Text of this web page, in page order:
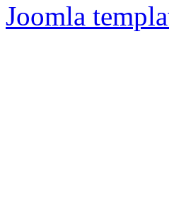
Joomla